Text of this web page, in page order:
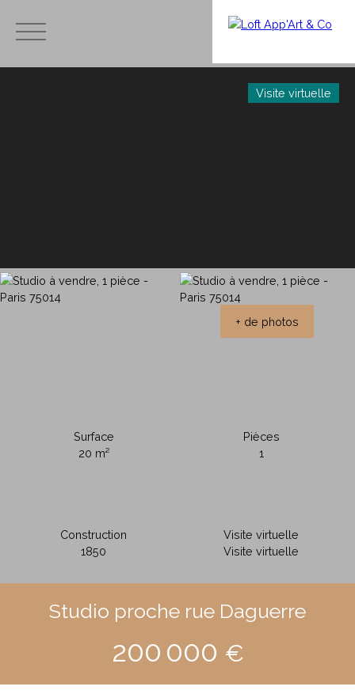
Visite virtuelle
+ de photos
Surface
20 m²
Pièces
1
Construction
1850
Visite virtuelle
Visite virtuelle
Studio proche rue Daguerre
200 000 €